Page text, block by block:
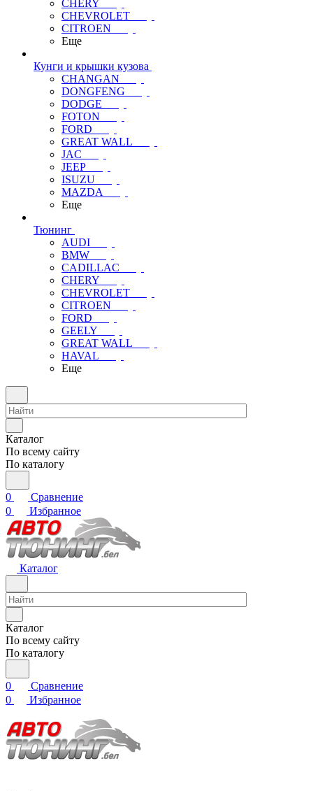
CHERY
CHEVROLET
CITROEN
Еще
Кунги и крышки кузова
CHANGAN
DONGFENG
DODGE
FOTON
FORD
GREAT WALL
JAC
JEEP
ISUZU
MAZDA
Еще
Тюнинг
AUDI
BMW
CADILLAC
CHERY
CHEVROLET
CITROEN
FORD
GEELY
GREAT WALL
HAVAL
Еще
Каталог
По всему сайту
По каталогу
0
Сравнение
0
Избранное
Каталог
Каталог
По всему сайту
По каталогу
0
Сравнение
0
Избранное